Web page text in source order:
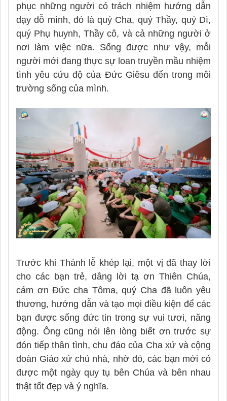
phục những người có trách nhiệm hướng dẫn
dạy dỗ mình, đó là quý Cha, quý Thầy, quý Dì,
quý Phụ huynh, Thầy cô, và cả những người ở
nơi làm việc nữa. Sống được như vậy, mỗi
người mới đang thực sự loan truyền mầu nhiệm
tình yêu cứu độ của Đức Giêsu đến trong môi
trường sống của mình.
Trước khi Thánh lễ khép lại, một vị đã thay lời
cho các bạn trẻ, dâng lời tạ ơn Thiên Chúa,
cám ơn Đức cha Tôma, quý Cha đã luôn yêu
thương, hướng dẫn và tạo mọi điều kiện để các
bạn được sống đức tin trong sự vui tươi, năng
động. Ông cũng nói lên lòng biết ơn trước sự
đón tiếp thân tình, chu đáo của Cha xứ và cộng
đoàn Giáo xứ chủ nhà, nhờ đó, các bạn mới có
được một ngày quy tụ bên Chúa và bên nhau
thật tốt đẹp và ý nghĩa.